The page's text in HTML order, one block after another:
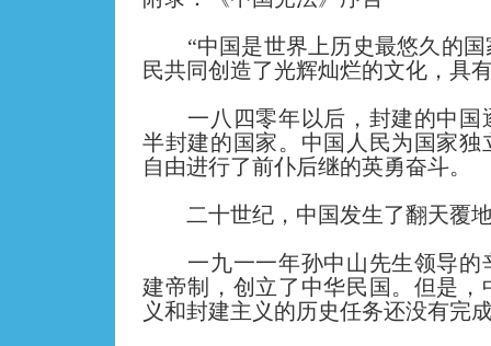
“中国是世界上历史最悠久的
民共同创造了光辉灿烂的文化，具
一八四零年以后，封建的中国
半封建的国家。中国人民为国家独
自由进行了前仆后继的英勇奋斗。
二十世纪，中国发生了翻天覆地
一九一一年孙中山先生领导的
建帝制，创立了中华民国。但是，
义和封建主义的历史任务还没有完